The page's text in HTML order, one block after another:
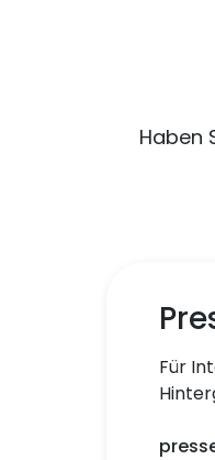
Haben
Für